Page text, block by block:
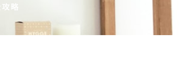
略